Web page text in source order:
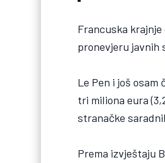
Francuska
pronevjeru javnih
Le Pen i još
tri miliona eura
stranačke
Prema izvještaju